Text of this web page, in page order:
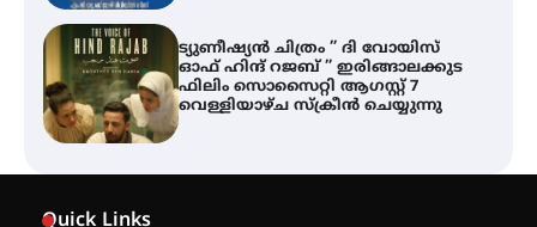
ട്യുണീഷ്യൻ ചിത്രം ” ദി വോയിസ്
ഓഫ് ഹിന്ദ് റജബ് ” ഇരിങ്ങാലക്കുട
ഫിലിം സൊസൈറ്റി ആഗസ്റ്റ് 7
വെള്ളിയാഴ്ച സ്‌ക്രീൻ ചെയ്യുന്നു
Quick Links